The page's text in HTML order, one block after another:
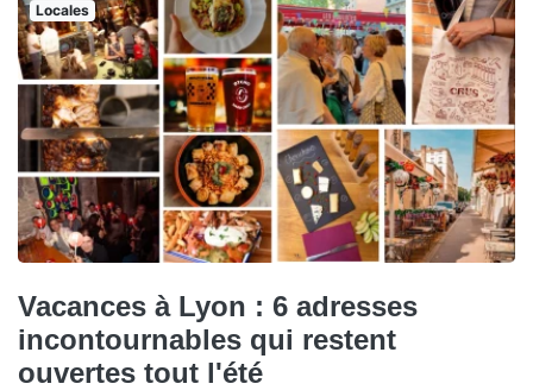
Locales
Vacances à Lyon : 6 adresses
incontournables qui restent
ouvertes tout l'été